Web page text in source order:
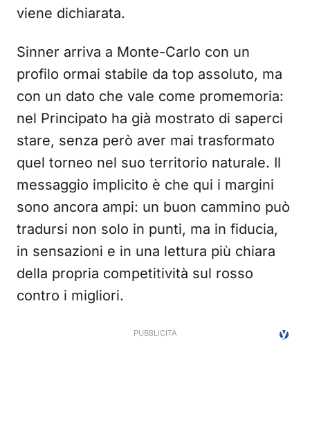
viene dichiarata.
Sinner arriva a Monte-Carlo con un
profilo ormai stabile da top assoluto, ma
con un dato che vale come promemoria:
nel Principato ha già mostrato di saperci
stare, senza però aver mai trasformato
quel torneo nel suo territorio naturale. Il
messaggio implicito è che qui i margini
sono ancora ampi: un buon cammino può
tradursi non solo in punti, ma in fiducia,
in sensazioni e in una lettura più chiara
della propria competitività sul rosso
contro i migliori.